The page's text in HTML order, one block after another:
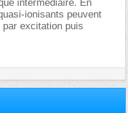
intermédiaire. En
ionisants peuvent
excitation puis